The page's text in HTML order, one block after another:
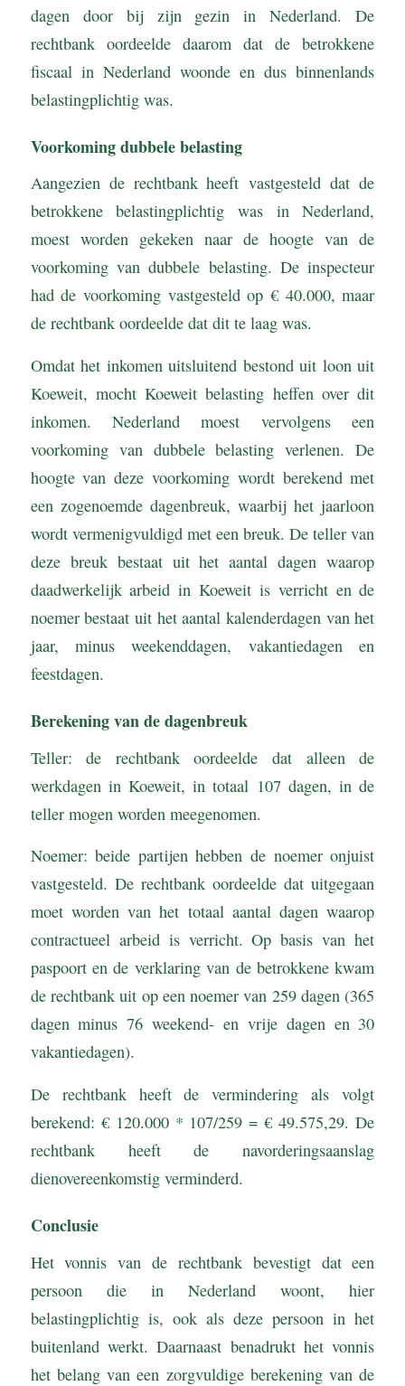
dagen door bij zijn gezin in Nederland. De
rechtbank oordeelde daarom dat de betrokkene
fiscaal in Nederland woonde en dus binnenlands
belastingplichtig was.
Voorkoming dubbele belasting
Aangezien de rechtbank heeft vastgesteld dat de
betrokkene belastingplichtig was in Nederland,
moest worden gekeken naar de hoogte van de
voorkoming van dubbele belasting. De inspecteur
had de voorkoming vastgesteld op € 40.000, maar
de rechtbank oordeelde dat dit te laag was.
Omdat het inkomen uitsluitend bestond uit loon uit
Koeweit, mocht Koeweit belasting heffen over dit
inkomen. Nederland moest vervolgens een
voorkoming van dubbele belasting verlenen. De
hoogte van deze voorkoming wordt berekend met
een zogenoemde dagenbreuk, waarbij het jaarloon
wordt vermenigvuldigd met een breuk. De teller van
deze breuk bestaat uit het aantal dagen waarop
daadwerkelijk arbeid in Koeweit is verricht en de
noemer bestaat uit het aantal kalenderdagen van het
jaar, minus weekenddagen, vakantiedagen en
feestdagen.
Berekening van de dagenbreuk
Teller: de rechtbank oordeelde dat alleen de
werkdagen in Koeweit, in totaal 107 dagen, in de
teller mogen worden meegenomen.
Noemer: beide partijen hebben de noemer onjuist
vastgesteld. De rechtbank oordeelde dat uitgegaan
moet worden van het totaal aantal dagen waarop
contractueel arbeid is verricht. Op basis van het
paspoort en de verklaring van de betrokkene kwam
de rechtbank uit op een noemer van 259 dagen (365
dagen minus 76 weekend- en vrije dagen en 30
vakantiedagen).
De rechtbank heeft de vermindering als volgt
berekend: € 120.000 * 107/259 = € 49.575,29. De
rechtbank heeft de navorderingsaanslag
dienovereenkomstig verminderd.
Conclusie
Het vonnis van de rechtbank bevestigt dat een
persoon die in Nederland woont, hier
belastingplichtig is, ook als deze persoon in het
buitenland werkt. Daarnaast benadrukt het vonnis
het belang van een zorgvuldige berekening van de